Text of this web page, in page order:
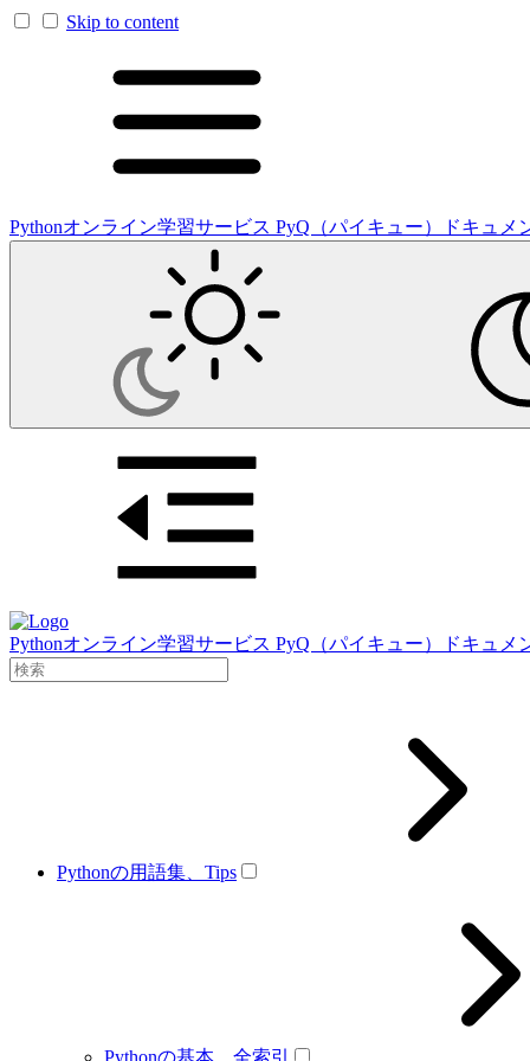
Skip to content
Pythonオンライン学習サービス PyQ（パイキュー）ドキュメ
Pythonオンライン学習サービス PyQ（パイキュー）ドキュメ
Pythonの用語集、Tips
Pythonの基本、全索引